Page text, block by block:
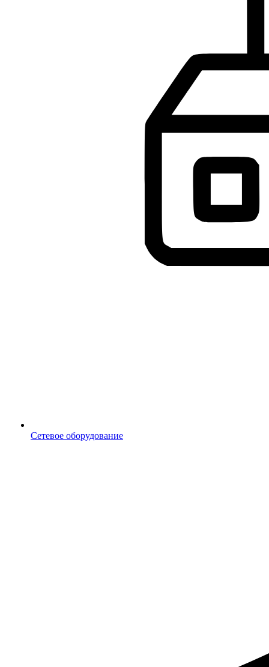
Сетевое оборудование